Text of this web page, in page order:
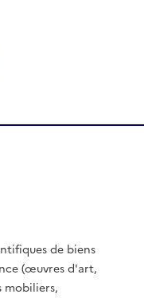
de biens
(œuvres d'art,
mobiliers,